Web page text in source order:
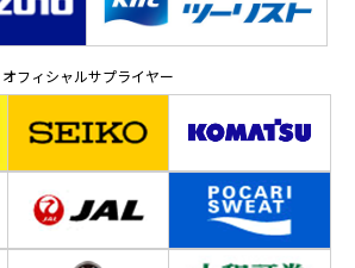
オフィシャルサプライヤー